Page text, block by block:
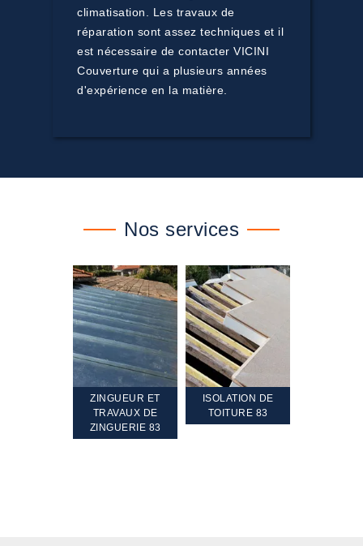
climatisation. Les travaux de
réparation sont assez techniques et il
est nécessaire de contacter VICINI
Couverture qui a plusieurs années
d'expérience en la matière.
Nos services
ZINGUEUR ET
TRAVAUX DE
ZINGUERIE 83
ISOLATION DE
TOITURE 83